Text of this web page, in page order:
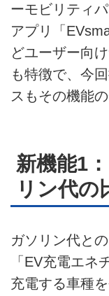
ーモビリティ
アプリ「
どユーザー向
も特徴で、今
スもその機能
新機能1
リン代の
ガソリン代と
「EV充電エネ
充電する車種